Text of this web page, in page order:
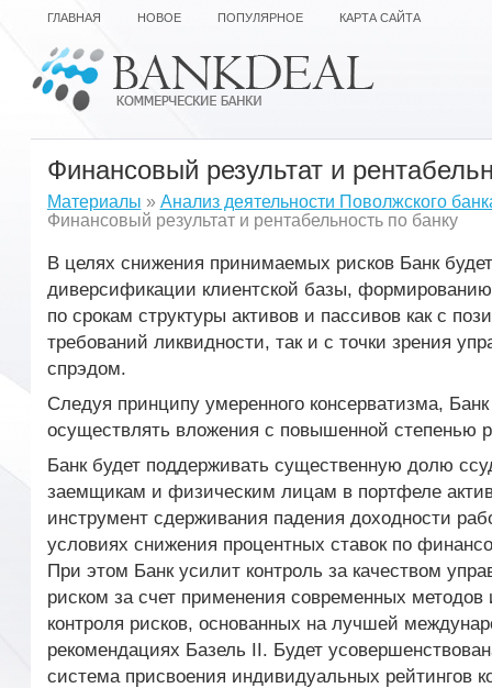
ГЛАВНАЯ НОВОЕ ПОПУЛЯРНОЕ КАРТА САЙТА
Финансовый результат и
Материалы » Анализ деятельности Поволжского
Финансовый результат и рентабельность по банку
В целях снижения принимаемых рисков Банк
диверсификации клиентской базы,
по срокам структуры активов и пассивов как с
требований ликвидности, так и с точки зрения
спрэдом.
Следуя принципу умеренного консерватизма,
осуществлять вложения с повышенной степенью
Банк будет поддерживать существенную долю
заемщикам и физическим лицам в портфеле
инструмент сдерживания падения доходности
условиях снижения процентных ставок по
При этом Банк усилит контроль за качеством
риском за счет применения современных
контроля рисков, основанных на лучшей
рекомендациях Базель II. Будет
система присвоения индивидуальных рейтингов